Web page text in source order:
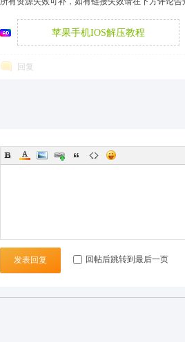
苹果手机IOS解压教程
回复
发表回复 回帖后跳转到最后一页